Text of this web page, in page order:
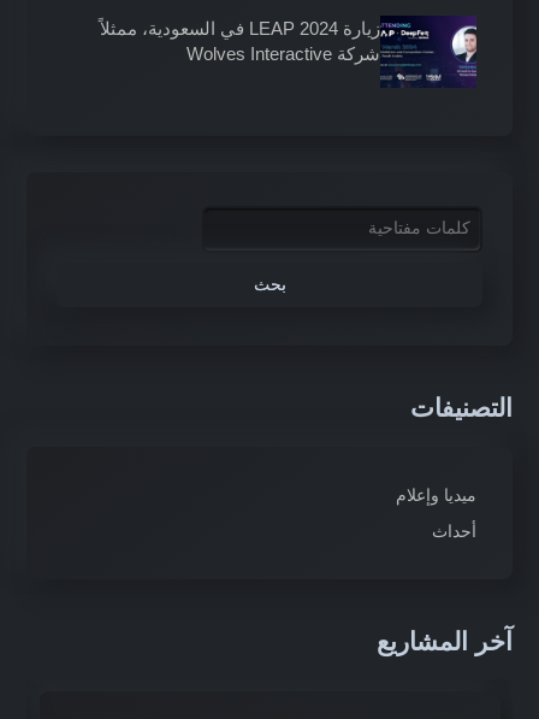
زيارة LEAP 2024 في السعودية، ممثلاً
شركة Wolves Interactive
كلمات مفتاحية
التصنيفات
ميديا وإعلام
أحداث
آخر المشاريع